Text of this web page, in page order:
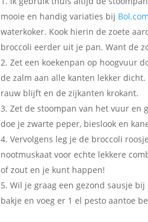
mooie en handig variaties bij Bol.com
waterkoker. Kook hierin de zoete
broccoli eerder uit je pan. Want de
Zet een koekenpan op hoogvuur
de zalm aan alle kanten lekker
rauw blijft en de zijkanten krokant.
Zet de stoompan van het vuur en
doe je zwarte peper, bieslook en
Vervolgens leg je de broccoli
nootmuskaat voor echte lekkere
of zout en je kunt happen!
Wil je graag een gezond sausje
bakje en voeg er 1 el pesto aantoe